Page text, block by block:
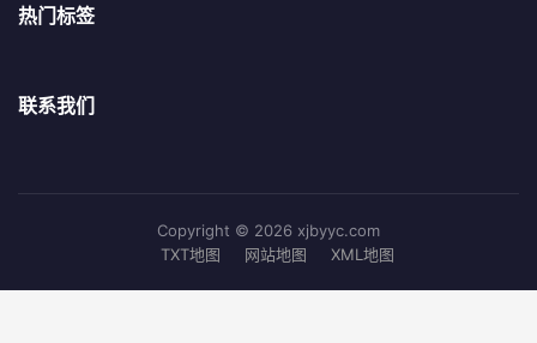
热门标签
联系我们
Copyright © 2026 xjbyyc.com
TXT地图
网站地图 XML地图